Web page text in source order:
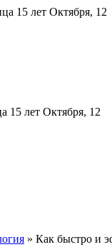
15 лет Октября, 12
15 лет Октября, 12
» Как быстро и